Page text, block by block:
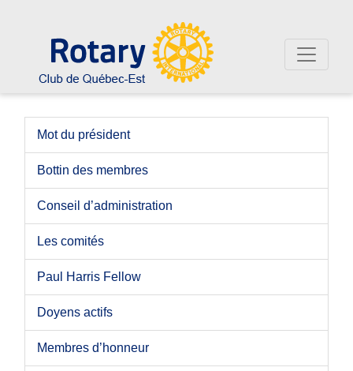
Mot du président
Bottin des membres
Conseil d’administration
Les comités
Paul Harris Fellow
Doyens actifs
Membres d’honneur